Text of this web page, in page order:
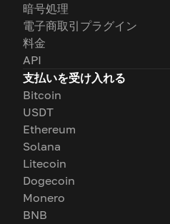
暗号処理
電子商取引プラグイン
料金
API
支払いを受け入れる
Bitcoin
USDT
Ethereum
Solana
Litecoin
Dogecoin
Monero
BNB